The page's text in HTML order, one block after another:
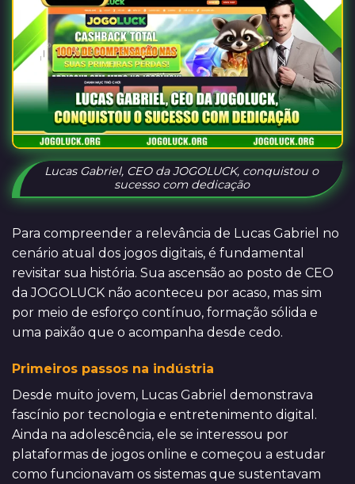
Lucas Gabriel, CEO da JOGOLUCK, conquistou o
sucesso com dedicação
Para compreender a relevância de Lucas Gabriel no
cenário atual dos jogos digitais, é fundamental
revisitar sua história. Sua ascensão ao posto de CEO
da JOGOLUCK não aconteceu por acaso, mas sim
por meio de esforço contínuo, formação sólida e
uma paixão que o acompanha desde cedo.
Primeiros passos na indústria
Desde muito jovem, Lucas Gabriel demonstrava
fascínio por tecnologia e entretenimento digital.
Ainda na adolescência, ele se interessou por
plataformas de jogos online e começou a estudar
como funcionavam os sistemas que sustentavam